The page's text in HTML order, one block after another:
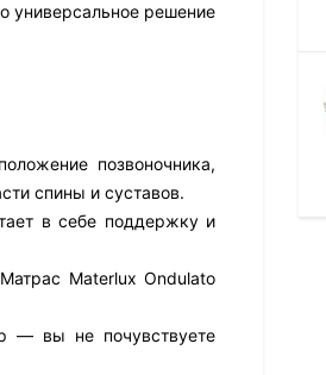
универсальное решение
позвоночника,
спины и суставов.
в себе поддержку и
Materlux Ondulato
— вы не почувствуете